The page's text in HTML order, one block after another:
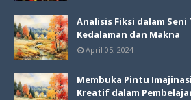
Analisis Fiksi dalam
Kedalaman dan Makna
April 05, 2024
Membuka Pintu
Kreatif dalam